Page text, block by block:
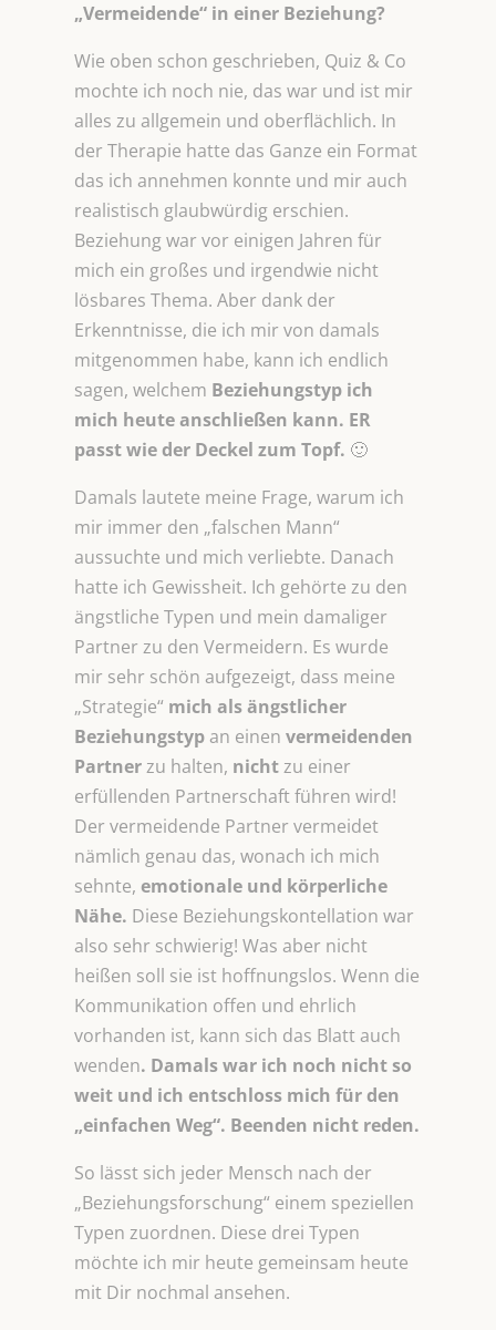
„Vermeidende“ in einer Beziehung?
Wie oben schon geschrieben, Quiz & Co
mochte ich noch nie, das war und ist mir
alles zu allgemein und oberflächlich. In
der Therapie hatte das Ganze ein Format
das ich annehmen konnte und mir auch
realistisch glaubwürdig erschien.
Beziehung war vor einigen Jahren für
mich ein großes und irgendwie nicht
lösbares Thema. Aber dank der
Erkenntnisse, die ich mir von damals
mitgenommen habe, kann ich endlich
sagen, welchem Beziehungstyp ich
mich heute anschließen kann. ER
passt wie der Deckel zum Topf. 🙂
Damals lautete meine Frage, warum ich
mir immer den „falschen Mann“
aussuchte und mich verliebte. Danach
hatte ich Gewissheit. Ich gehörte zu den
ängstliche Typen und mein damaliger
Partner zu den Vermeidern. Es wurde
mir sehr schön aufgezeigt, dass meine
„Strategie“ mich als ängstlicher
Beziehungstyp an einen vermeidenden
Partnerzu halten, nichtzu einer
erfüllenden Partnerschaft führen wird!
Der vermeidende Partner vermeidet
nämlich genau das, wonach ich mich
sehnte,emotionale und körperliche
Nähe. Diese Beziehungskontellation war
also sehr schwierig! Was aber nicht
heißen soll sie ist hoffnungslos. Wenn die
Kommunikation offen und ehrlich
vorhanden ist, kann sich das Blatt auch
wenden. Damals war ich noch nicht so
weit und ich entschloss mich für den
„einfachen Weg“. Beenden nicht reden.
So lässt sich jeder Mensch nach der
„Beziehungsforschung“ einem speziellen
Typen zuordnen. Diese drei Typen
möchte ich mir heute gemeinsam heute
mit Dir nochmal ansehen.